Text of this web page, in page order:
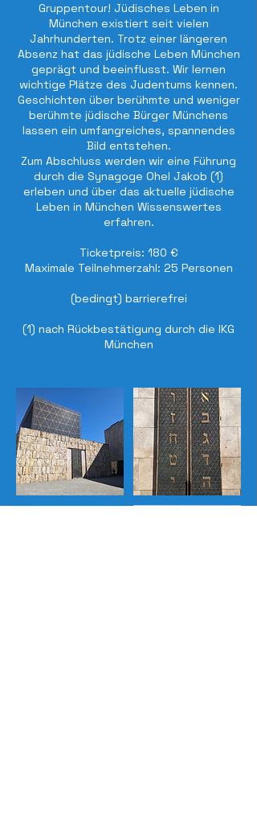
Gruppentour! Jüdisches Leben in
München existiert seit vielen
Jahrhunderten. Trotz einer längeren
Absenz hat das jüdische Leben München
geprägt und beeinflusst. Wir lernen
wichtige Plätze des Judentums kennen.
Geschichten über berühmte und weniger
berühmte jüdische Bürger Münchens
lassen ein umfangreiches, spannendes
Bild entstehen.
Zum Abschluss werden wir eine Führung
durch die Synagoge Ohel Jakob (1)
erleben und über das aktuelle jüdische
Leben in München Wissenswertes
erfahren.
Ticketpreis: 180 €
Maximale Teilnehmerzahl: 25 Personen
(bedingt) barrierefrei
(1) nach Rückbestätigung durch die IKG